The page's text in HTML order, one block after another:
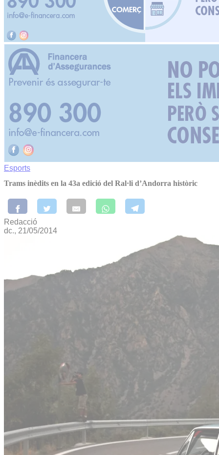
Esports
Trams inèdits en la 43a edició del Ral·li d’Andorra històric
Redacció
dc., 21/05/2014